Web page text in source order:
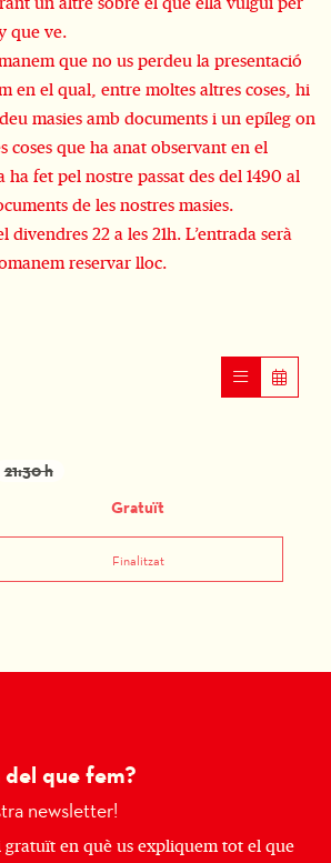
que ve.
que no us perdeu la presentació
en el qual, entre moltes altres coses, hi
masies amb documents i un epíleg on
coses que ha anat observant en el
ha fet pel nostre passat des del 1490 al
de les nostres masies.
divendres 22 a les 21h. L’entrada serà
reservar lloc.
21:30 h
Gratuït
Finalitzat
que fem?
newsletter!
en què us expliquem tot el que